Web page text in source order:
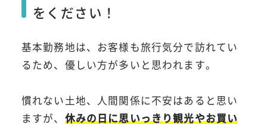
をください！
基本勤務地は、お客様も旅行気分で訪れてい
るため、優しい方が多いと思われます。
慣れない土地、人間関係に不安はあると思い
ますが、 休みの日に思いっきり観光やお買い